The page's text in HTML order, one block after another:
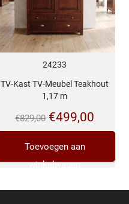
24233
TV-Kast TV-Meubel Teakhout
1,17 m
€829,00
prijs
was:
€499,00
prijs
Toevoegen aan
winkelwagen